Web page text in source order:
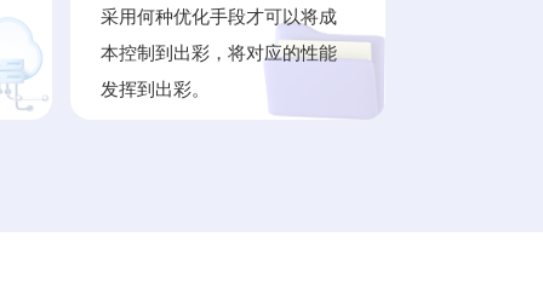
采用何种优化手段才可以将成
本控制到出彩，将对应的性能
发挥到出彩。